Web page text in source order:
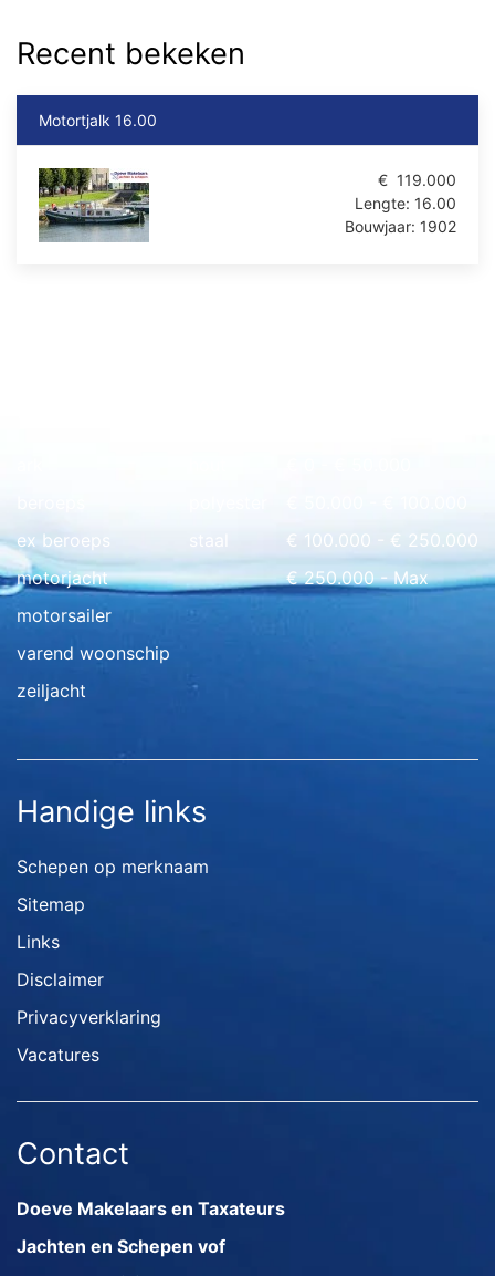
Recent bekeken
Motortjalk 16.00
€ 119.000
Lengte: 16.00
Bouwjaar: 1902
ex beroeps
motorjacht
motorsailer
varend woonschip
zeiljacht
€ 100.000 - € 250.000
€ 250.000 - Max
Handige links
Schepen op merknaam
Sitemap
Links
Disclaimer
Privacyverklaring
Vacatures
Contact
Doeve Makelaars en Taxateurs
Jachten en Schepen vof